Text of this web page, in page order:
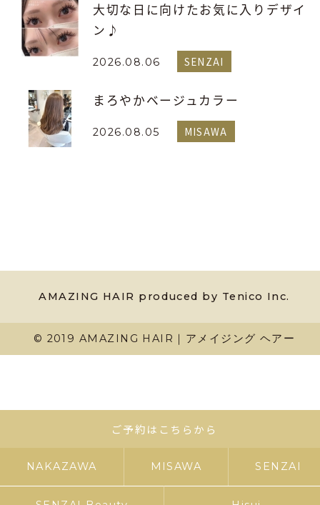
大切な日に向けたお気に入りデザイ
ン♪
2026.08.06 SENZAI
まろやかベージュカラー
2026.08.05 MISAWA
AMAZING HAIR produced by Tenico Inc.
© 2019 AMAZING HAIR｜アメイジング ヘアー
ご予約はこちらから
NAKAZAWA MISAWA SENZAI